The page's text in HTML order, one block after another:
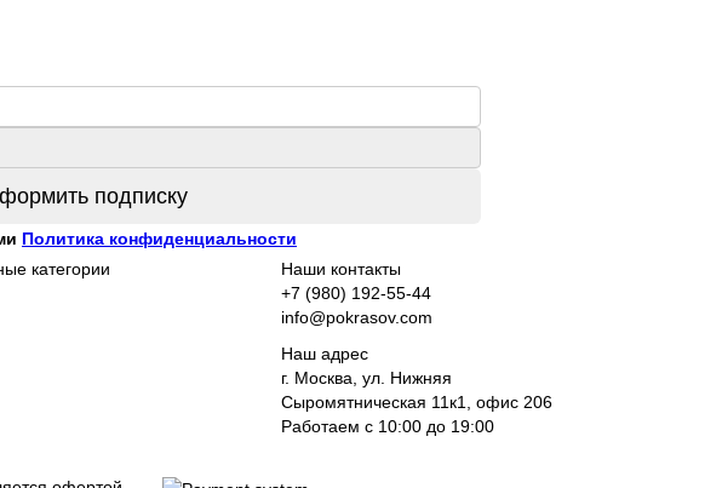
подписку
Политика конфиденциальности
категории
Наши контакты
+7 (980) 192-55-44
info@pokrasov.com
Наш адрес
г. Москва, ул. Нижняя
Сыромятническая 11к1, офис 206
Работаем с 10:00 до 19:00